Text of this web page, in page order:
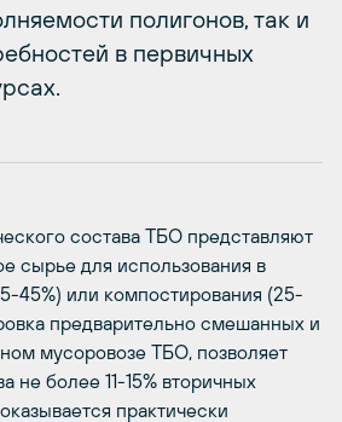
полигонов, так и
в первичных
состава ТБО представляют
сырье для использования в
45%) или компостирования (25-
предварительно смешанных и
мусоровозе ТБО, позволяет
не более 11-15% вторичных
практически